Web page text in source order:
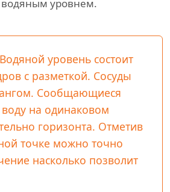
уровнем.
Водяной уровень состоит
с разметкой. Сосуды
Сообщающиеся
на одинаковом
горизонта. Отметив
точке можно точно
насколько позволит